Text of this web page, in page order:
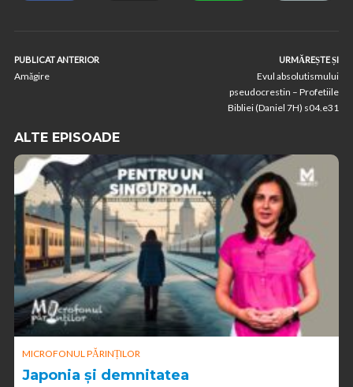
PUBLICAT ANTERIOR
Amăgire
URMĂREȘTE ȘI
Evul absolutismului
pseudocrestin – Profetiile
Bibliei (Daniel 7H) s04.e31
ALTE EPISOADE
MICROFONUL PĂRINȚILOR
Japonia și demnitatea